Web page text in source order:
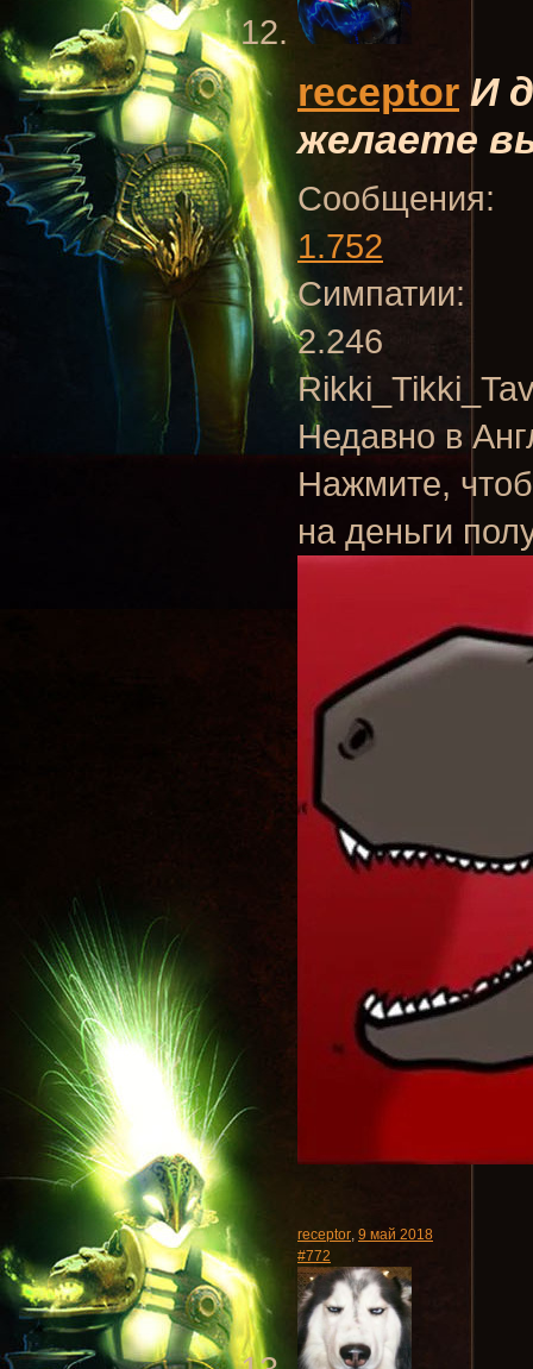
receptor И
желаете
Сообщения:
1.752
Симпатии:
2.246
Недавно в
Нажмите,
на деньги
receptor, 9 май 2018
#772